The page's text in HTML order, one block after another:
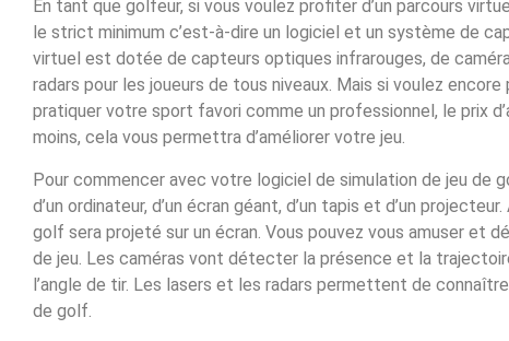
En tant que golfeur, si vous voulez profiter d’un parcours
le strict minimum c’est-à-dire un logiciel et un système de
virtuel est dotée de capteurs optiques infrarouges, de
radars pour les joueurs de tous niveaux. Mais si voulez
pratiquer votre sport favori comme un professionnel, le prix
moins, cela vous permettra d’améliorer votre jeu.
Pour commencer avec votre logiciel de simulation de jeu de
d’un ordinateur, d’un écran géant, d’un tapis et d’un
golf sera projeté sur un écran. Vous pouvez vous amuser et
de jeu. Les caméras vont détecter la présence et la
l’angle de tir. Les lasers et les radars permettent de
de golf.